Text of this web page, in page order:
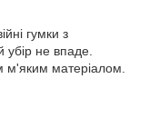
гумки з
убір не впаде.
м'яким матеріалом.